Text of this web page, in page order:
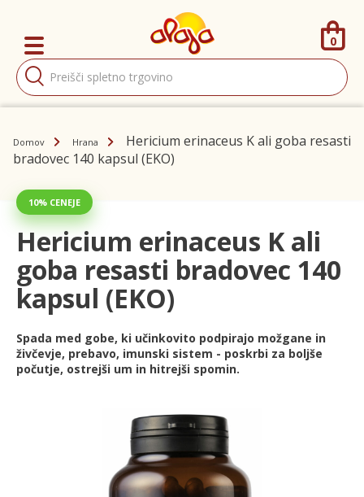
Products
search
0
Domov Hrana
Hericium erinaceus K ali goba resasti
bradovec 140 kapsul (EKO)
10% CENEJE
Hericium erinaceus K ali
goba resasti bradovec 140
kapsul (EKO)
Spada med gobe, ki učinkovito podpirajo možgane in
živčevje, prebavo, imunski sistem - poskrbi za boljše
počutje, ostrejši um in hitrejši spomin.